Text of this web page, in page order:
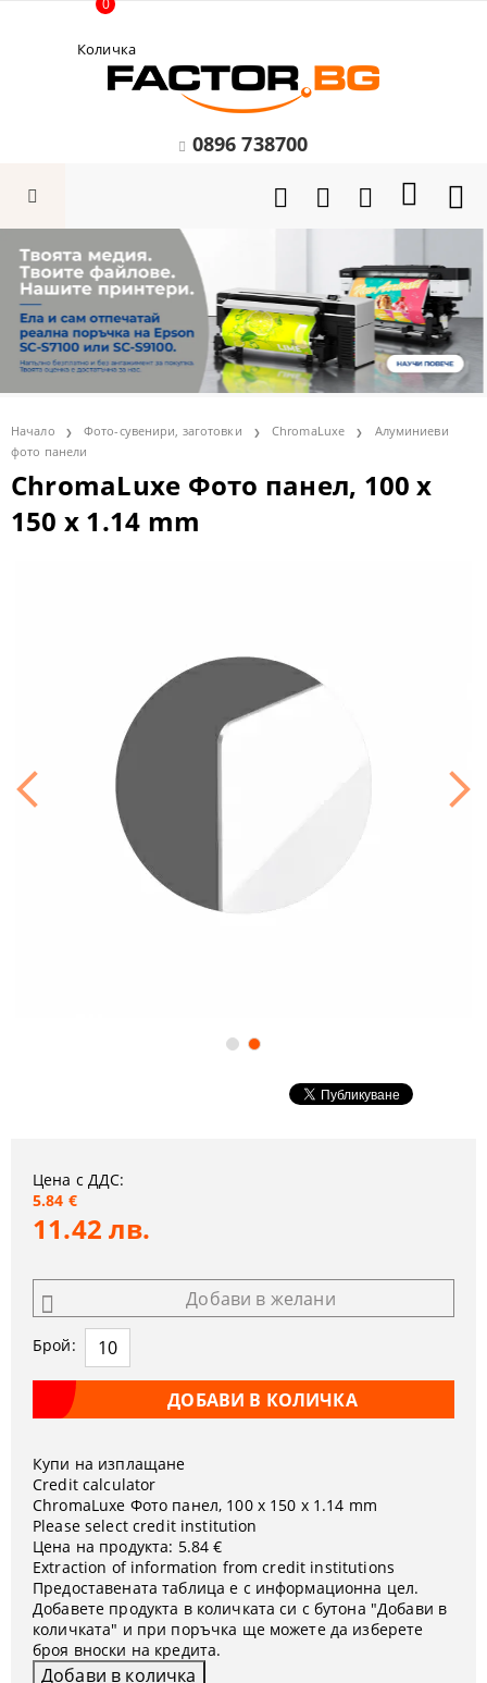
Количка
0
0896 738700
Начало Фото-сувенири, заготовки ChromaLuxe
Алуминиеви
фото панели
ChromaLuxe Фото панел, 100 x
150 х 1.14 mm
Цена с ДДС:
5.84 €
11.42 лв.
Добави в желани
Брой:
Купи на изплащане
Credit calculator
ChromaLuxe Фото панел, 100 x 150 х 1.14 mm
Please select credit institution
Цена на продукта: 5.84 €
Extraction of information from credit institutions
Предоставената таблица е с информационна цел.
Добавете продукта в количката си с бутона "Добави в
количката" и при поръчка ще можете да изберете
броя вноски на кредита.